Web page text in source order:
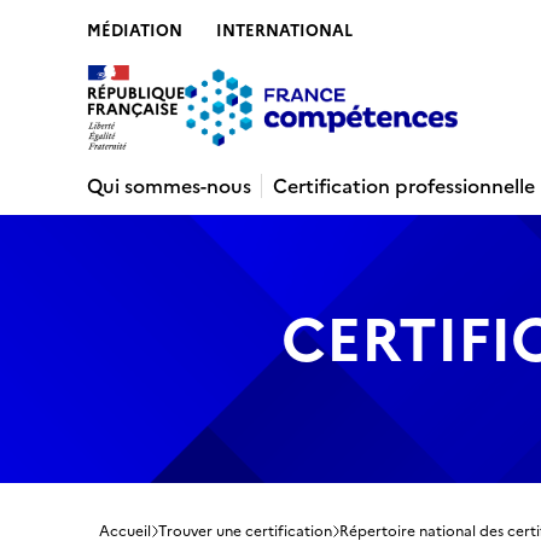
MÉDIATION INTERNATIONAL
Qui sommes-nous
Certification professionnelle
Accueil Trouver une certification Répertoire national des